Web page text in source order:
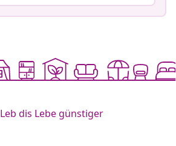
Leb dis Lebe günstiger